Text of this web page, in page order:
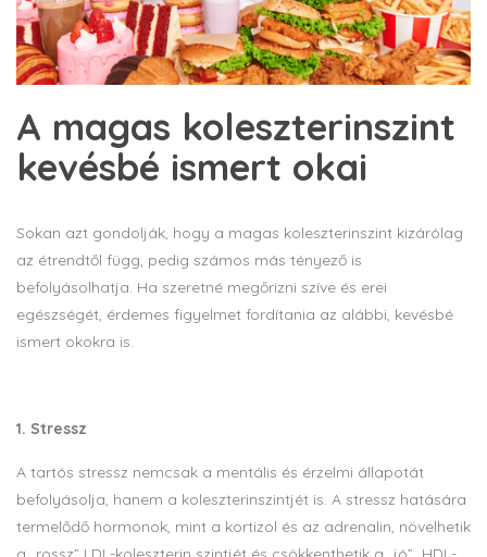
A magas koleszterinszint
kevésbé ismert okai
Sokan azt gondolják, hogy a magas koleszterinszint kizárólag
az étrendtől függ, pedig számos más tényező is
befolyásolhatja. Ha szeretné megőrizni szíve és erei
egészségét, érdemes figyelmet fordítania az alábbi, kevésbé
ismert okokra is.
1. Stressz
A tartós stressz nemcsak a mentális és érzelmi állapotát
befolyásolja, hanem a koleszterinszintjét is. A stressz hatására
termelődő hormonok, mint a kortizol és az adrenalin, növelhetik